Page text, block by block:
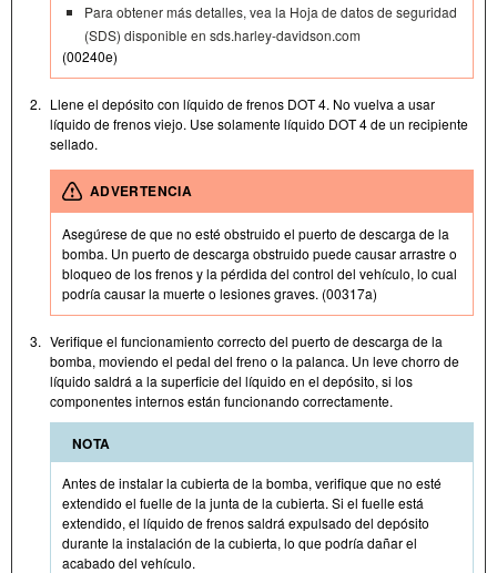
Para obtener más detalles, vea la Hoja de datos de seguridad
(SDS) disponible en sds.harley-davidson.com
(00240e)
2. Llene el depósito con líquido de frenos DOT 4. No vuelva a usar
líquido de frenos viejo. Use solamente líquido DOT 4 de un recipiente
sellado.
ADVERTENCIA
Asegúrese de que no esté obstruido el puerto de descarga de la
bomba. Un puerto de descarga obstruido puede causar arrastre o
bloqueo de los frenos y la pérdida del control del vehículo, lo cual
podría causar la muerte o lesiones graves. (00317a)
3. Verifique el funcionamiento correcto del puerto de descarga de la
bomba, moviendo el pedal del freno o la palanca. Un leve chorro de
líquido saldrá a la superficie del líquido en el depósito, si los
componentes internos están funcionando correctamente.
NOTA
Antes de instalar la cubierta de la bomba, verifique que no esté
extendido el fuelle de la junta de la cubierta. Si el fuelle está
extendido, el líquido de frenos saldrá expulsado del depósito
durante la instalación de la cubierta, lo que podría dañar el
acabado del vehículo.